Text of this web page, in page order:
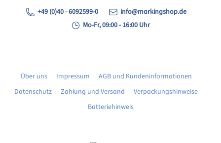
+49 (0)40 - 6092599-0
info@markingshop.de
Mo-Fr, 09:00 - 16:00 Uhr
Über uns Impressum
AGB und Kundeninformationen
Datenschutz
Zahlung und Versand
Verpackungshinweise
Batteriehinweis